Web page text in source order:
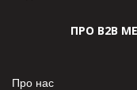
ПРО В2В
Про нас